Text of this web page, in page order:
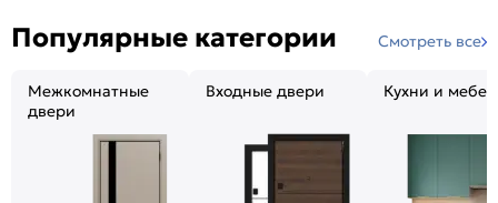
Популярные категории Смотреть все
Межкомнатные
двери
Входные двери Кухни и